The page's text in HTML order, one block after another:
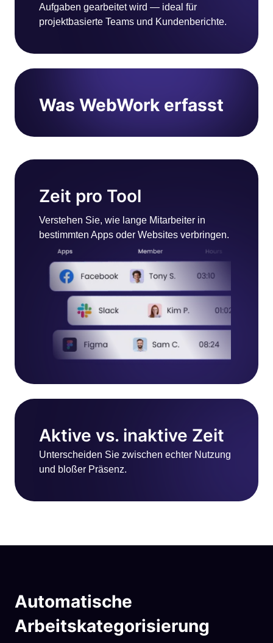
Aufgaben gearbeitet wird — ideal für
projektbasierte Teams und Kundenberichte.
Was WebWork erfasst
Zeit pro Tool
Verstehen Sie, wie lange Mitarbeiter in
bestimmten Apps oder Websites verbringen.
Aktive vs. inaktive Zeit
Unterscheiden Sie zwischen echter Nutzung
und bloßer Präsenz.
Automatische
Arbeitskategorisierung